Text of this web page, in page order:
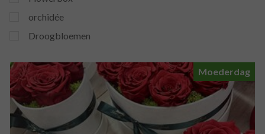
orchidée
Droogbloemen
Moederdag